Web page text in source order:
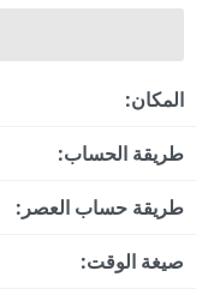
المكان:
طريقة الحساب:
طريقة حساب العصر:
صيغة الوقت: